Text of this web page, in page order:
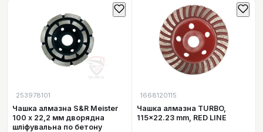
253978101
Чашка алмазна S&R Meister
100 х 22,2 мм дворядна
шлiфувальна по бетону
1668120115
Чашка алмазна TURBO,
115x22.23 mm, RED LINE